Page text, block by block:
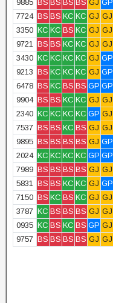
9885 BS BS BS BS GJ GP
7724 BS BS KC KC GJ GJ
3350 KC KC BS KC GJ GJ
9721 BS BS KC KC GJ GJ
3430 KC KC KC KC GJ GP
9213 BS KC KC KC GJ GP
6478 BS KC BS BS GP GP
9904 BS BS KC KC GJ GJ
2340 KC KC KC KC GP GJ
7537 BS BS KC BS GJ GJ
9895 BS BS BS BS GJ GP
2024 KC KC KC KC GP GP
7989 BS BS BS BS GJ GJ
5831 BS BS KC KC GJ GP
7150 BS KC BS KC GJ GJ
3787 KC BS BS BS GJ GJ
0935 KC BS KC BS GP GJ
9757 BS BS BS BS GJ GJ